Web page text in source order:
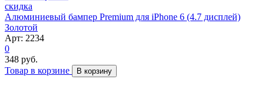
скидка
Алюминиевый бампер Premium для iPhone 6 (4.7 дисплей)
Золотой
Арт: 2234
0
348 руб.
Товар в корзине
В корзину